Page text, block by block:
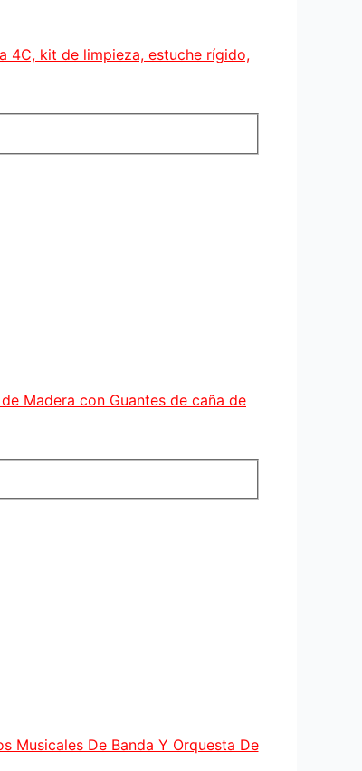
4C, kit de limpieza, estuche rígido,
Madera con Guantes de caña de
Musicales De Banda Y Orquesta De